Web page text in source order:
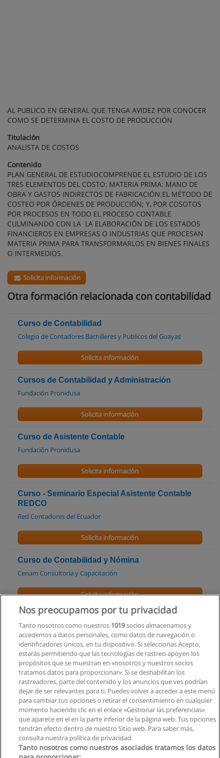
AL PUBLICO EN GENERAL QUE TENGA AVIDEZ POR CONOCER
COMO SE DETERMINA EL COSTO DE PRODUCCIÓN
Titulación
ANALISTA DE COSTOS
Contenido
PLAN GENERAL DE ESTUDIOCOMPRENDE EL ESTUDIO DE LOS
TRES ELEMENTOS DEL COSTO: MATERIA PRIMA: MANO DE
OBRA Y GASTOS INDIRECTOS DE FABRICACIÓN.EL MÉTODO DE
COSTEO POR ÓRDENES DE PRODUCCIÓN; Y, POR COSOTOS
POR PROCESOS EN TODO EL PROCESO CONTABLE
CULMINANDO CON LA LA ELABORACIÓN DE LOS ESTADOS
FINANCIEROS EN EMPRESAS O INDUSTRIAS QUE PROCESAN
MATERIA PRIMA PARA TRANSFORMARLOS EN BIENES FINALES
O INTERMEDIOS.
Solicita información
Otra formación relacionada con contabilidad
Curso de Contabilidad
Colegio de Contadores Bachilleres y Publicos del Guayas
Solicita información
Cursos de Contabilidad y Administración
Fundación Pronidusa
Solicita información
Curso de Asistente Contable
Fundación Pronidusa
Solicita información
Curso - Seminario Especial Asistente Contable
REDCO
Red Contadores del Ecuador
Solicita información
Curso de Contabilidad y Nómina
Cenam Consultoria y Capacitación
Solicita información
Curso de Crédito y Cobranzas
IDEPRO - Instituto de Desarrollo Profesional
Solicita información
Curso: Contabilidad para Todos
Factor Humano
Solicita información
Nos preocupamos por tu privacidad
Tanto nosotros como nuestros 1019socios almacenamos y
accedemos a datos personales, como datos de navegación o
identificadores únicos, en tu dispositivo. Si seleccionas Acepto,
estarás permitiendo que las tecnologías de rastreo apoyen los
propósitos que se muestran en «nosotros y nuestros socios
tratamos datos para proporcionar». Si se deshabilitan los
rastreadores, parte del contenido y los anuncios que ves podrían
dejar de ser relevantes para ti. Puedes volver a acceder a este menú
para cambiar tus opciones o retirar el consentimiento en cualquier
momento haciendo clic en el enlace «Gestionar las preferencias»
que aparece en el en la parte inferior de la página web. Tus opciones
tendrán efecto dentro de nuestro Sitio web. Para saber más,
consulta nuestra política de privacidad.
Tanto nosotros como nuestros asociados tratamos los datos